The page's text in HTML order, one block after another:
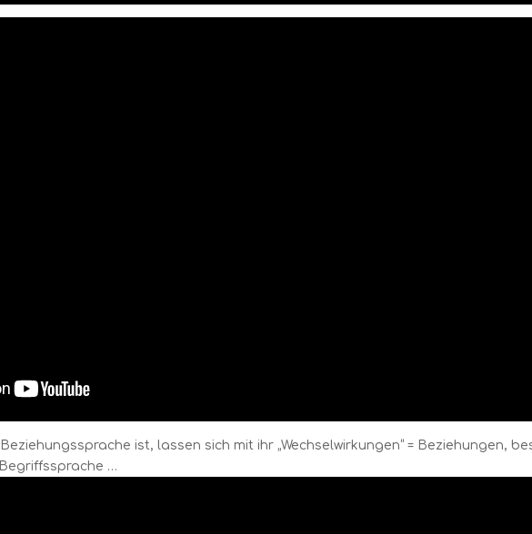
ist, lassen sich mit ihr „Wechselwirkungen“ = Beziehungen,
…